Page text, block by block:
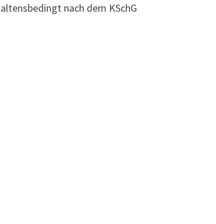
nach dem KSchG